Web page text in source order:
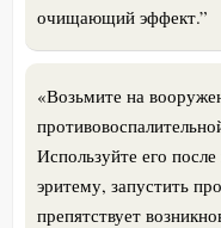
очищающий эффект.”
«Возьмите на
Используйте его
эритему, запустить
препятствует